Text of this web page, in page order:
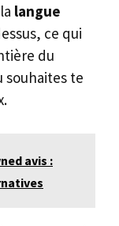
langue
ce qui
du
souhaites te
avis :